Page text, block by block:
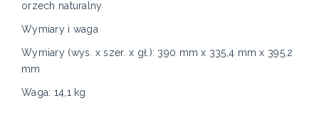
orzech naturalny
Wymiary i waga
Wymiary (wys. x szer. x gł.): 390 mm x 335,4 mm x 395,2
mm
Waga: 14,1 kg